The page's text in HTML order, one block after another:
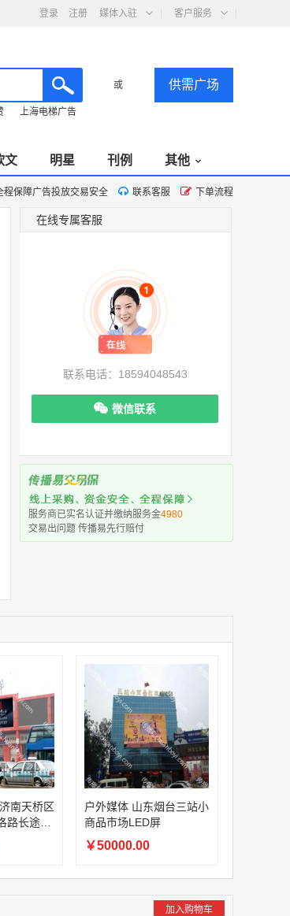
登录 注册 媒体入驻 客户服务
或 供需广场
上海电梯广告
文 明星 刊例 其他
程保障广告投放交易安全 联系客服 下单流程
在线专属客服
联系电话：18594048543
微信联系
服务商已实名认证并缴纳服务金4980
交易出问题 传播易先行赔付
南天桥区
路长途汽
户外媒体 山东烟台三站小
商品市场LED屏
￥50000.00
加入购物车